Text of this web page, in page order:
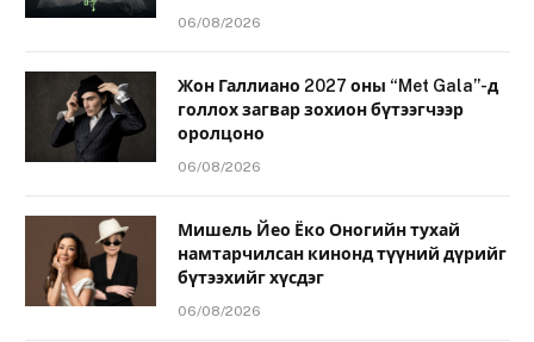
06/08/2026
Жон Галлиано 2027 оны “Met Gala”-д
голлох загвар зохион бүтээгчээр
оролцоно
06/08/2026
Мишель Йео Ёко Оногийн тухай
намтарчилсан кинонд түүний дүрийг
бүтээхийг хүсдэг
06/08/2026